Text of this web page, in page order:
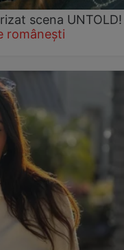
scena UNTOLD!
românești